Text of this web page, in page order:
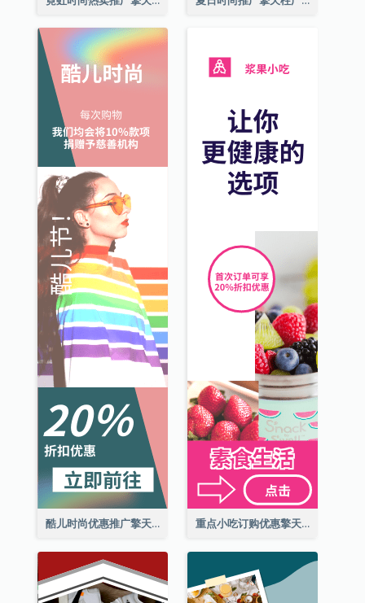
酷儿时尚优惠推广擎天柱广告 重点小吃订购优惠擎天柱广告